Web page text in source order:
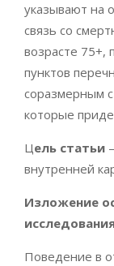
указывают на
связь со
возрасте 75+,
пунктов
соразмерным
которые
Цель статьи
внутренней
Изложение
Поведение в